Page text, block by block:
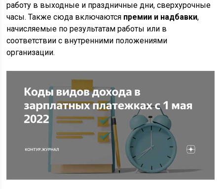
работу в выходные и праздничные дни, сверхурочные
часы. Также сюда включаются премии и надбавки,
начисляемые по результатам работы или в
соответствии с внутренними положениями
организации.